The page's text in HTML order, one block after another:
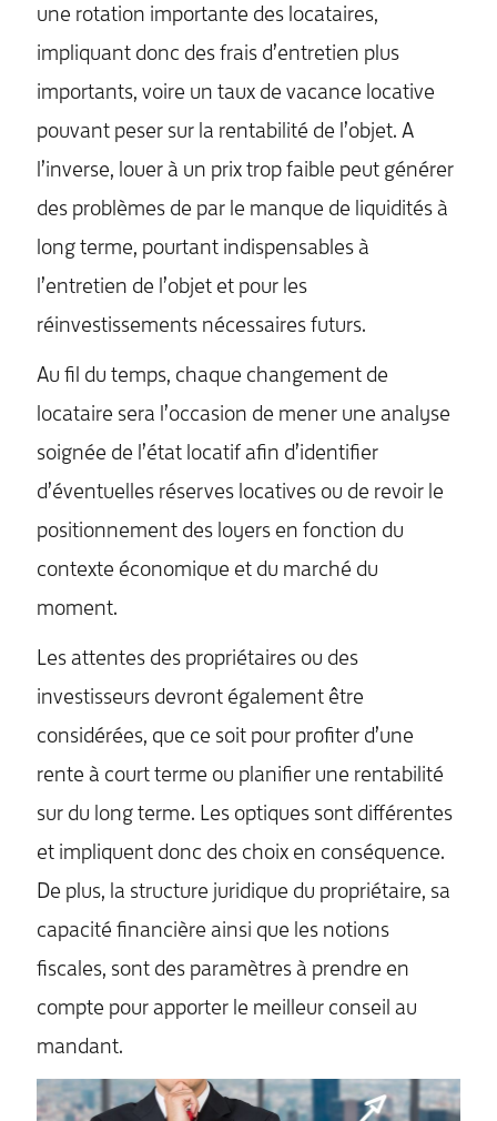
MENU
une rotation importante des locataires,
impliquant donc des frais d’entretien plus
importants, voire un taux de vacance locative
pouvant peser sur la rentabilité de l’objet. A
l’inverse, louer à un prix trop faible peut générer
des problèmes de par le manque de liquidités à
long terme, pourtant indispensables à
l’entretien de l’objet et pour les
réinvestissements nécessaires futurs.
Au fil du temps, chaque changement de
locataire sera l’occasion de mener une analyse
soignée de l’état locatif afin d’identifier
d’éventuelles réserves locatives ou de revoir le
positionnement des loyers en fonction du
contexte économique et du marché du
moment.
Les attentes des propriétaires ou des
investisseurs devront également être
considérées, que ce soit pour profiter d’une
rente à court terme ou planifier une rentabilité
sur du long terme. Les optiques sont différentes
et impliquent donc des choix en conséquence.
De plus, la structure juridique du propriétaire, sa
capacité financière ainsi que les notions
fiscales, sont des paramètres à prendre en
compte pour apporter le meilleur conseil au
mandant.